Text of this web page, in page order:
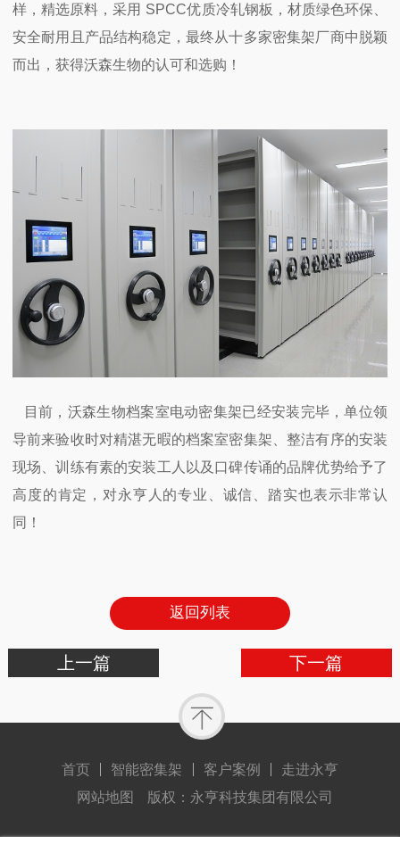
样，精选原料，采用 SPCC优质冷轧钢板，材质绿色环保、
安全耐用且产品结构稳定，最终从十多家密集架厂商中脱颖
而出，获得沃森生物的认可和选购！
目前，沃森生物档案室电动密集架已经安装完毕，单位领
导前来验收时对精湛无暇的档案室密集架、整洁有序的安装
现场、训练有素的安装工人以及口碑传诵的品牌优势给予了
高度的肯定，对永亨人的专业、诚信、踏实也表示非常认
同！
返回列表
上一篇 下一篇
首页 智能密集架 客户案例
走进永亨
网站地图
版权：永亨科技集团有限公司